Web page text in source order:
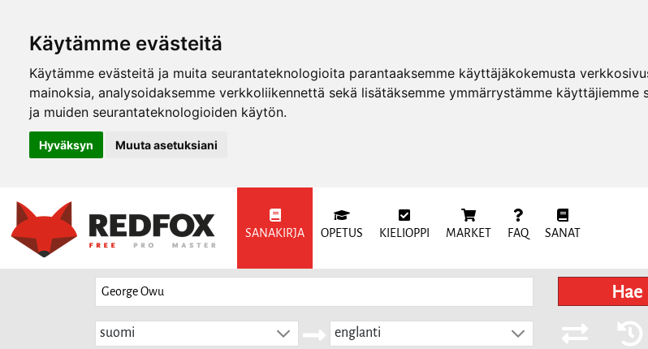
Käytämme evästeitä
Käytämme evästeitä ja muita seurantateknologioita parantaaksemme käyttäjäkokemusta
mainoksia, analysoidaksemme verkkoliikennettä sekä lisätäksemme ymmärrystämme
ja muiden seurantateknologioiden käytön.
Hyväksyn Muuta asetuksiani
SANAKIRJA OPETUS KIELIOPPI MARKET FAQ SANAT
Hae
suomi englanti